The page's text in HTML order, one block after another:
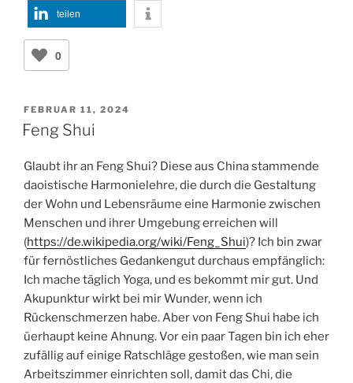
teilen
0
VERÖFFENTLICHT
AM
FEBRUAR 11, 2024
Feng Shui
Glaubt ihr an Feng Shui? Diese aus China stammende
daoistische Harmonielehre, die durch die Gestaltung
der Wohn und Lebensräume eine Harmonie zwischen
Menschen und ihrer Umgebung erreichen will
(https://de.wikipedia.org/wiki/Feng_Shui)? Ich bin zwar
für fernöstliches Gedankengut durchaus empfänglich:
Ich mache täglich Yoga, und es bekommt mir gut. Und
Akupunktur wirkt bei mir Wunder, wenn ich
Rückenschmerzen habe. Aber von Feng Shui habe ich
üerhaupt keine Ahnung. Vor ein paar Tagen bin ich eher
zufällig auf einige Ratschläge gestoßen, wie man sein
Arbeitszimmer einrichten soll, damit das Chi, die